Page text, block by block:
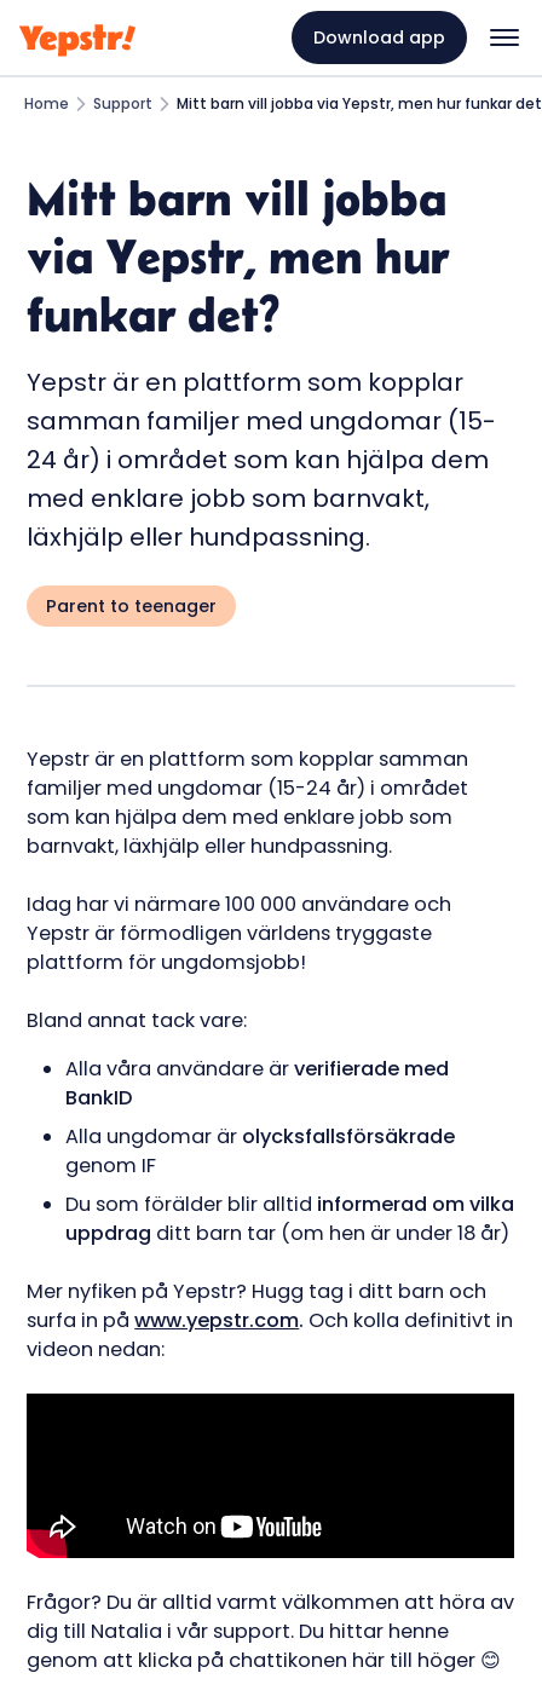
Download app
Home Support Mitt barn vill jobba via Yepstr, men hur funkar
Mitt barn vill jobba
via Yepstr, men hur
funkar det?
Yepstr är en plattform som kopplar
samman familjer med ungdomar (15-
24 år) i området som kan hjälpa dem
med enklare jobb som barnvakt,
läxhjälp eller hundpassning.
Parent to teenager
Yepstr är en plattform som kopplar samman
familjer med ungdomar (15-24 år) i området
som kan hjälpa dem med enklare jobb som
barnvakt, läxhjälp eller hundpassning.
Idag har vi närmare 100 000 användare och
Yepstr är förmodligen världens tryggaste
plattform för ungdomsjobb!
Bland annat tack vare:
Alla våra användare ärverifierade med
BankID
Alla ungdomar är olycksfallsförsäkrade
genom IF
Du som förälder blir alltid informerad om vilka
uppdrag ditt barn tar (om hen är under 18 år)
Mer nyfiken på Yepstr? Hugg tag i ditt barn och
surfa in påwww.yepstr.com. Och kolla definitivt in
videon nedan:
Frågor? Du är alltid varmt välkommen att höra av
dig till Natalia i vår support. Du hittar henne
genom att klicka på chattikonen här till höger 😊